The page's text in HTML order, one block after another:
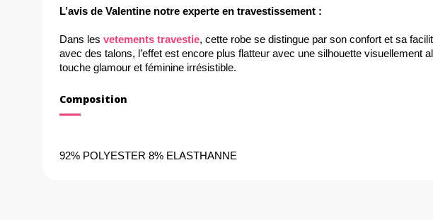
L’avis de Valentine notre experte en travestissement :
Dans les vetements travestie, cette robe se distingue par son confort et sa
avec des talons, l’effet est encore plus flatteur avec une silhouette
touche glamour et féminine irrésistible.
Composition
92% POLYESTER 8% ELASTHANNE